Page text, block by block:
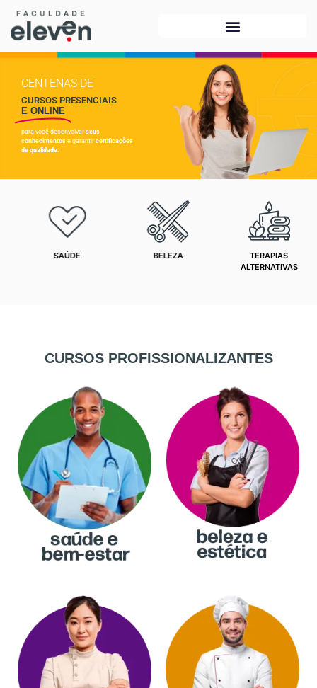
CENTENAS DE
CURSOS PRESENCIAIS
E ONLINE
para você desenvolver seus
conhecimentos e garantir certificações
de qualidade.
SAÚDE BELEZA
TERAPIAS
ALTERNATIVAS
CURSOS PROFISSIONALIZANTES